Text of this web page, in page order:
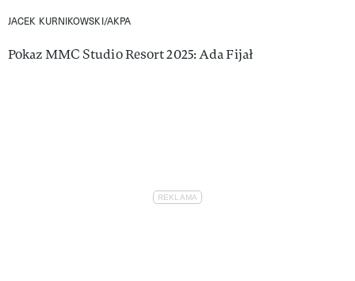
JACEK KURNIKOWSKI/AKPA
Pokaz MMC Studio Resort 2025: Ada Fijał